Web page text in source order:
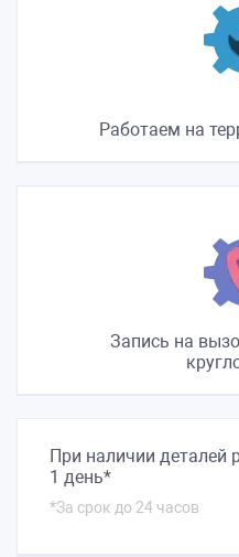
Работаем на
Запись на
При наличии деталей
1 день*
*За срок до 24 часов